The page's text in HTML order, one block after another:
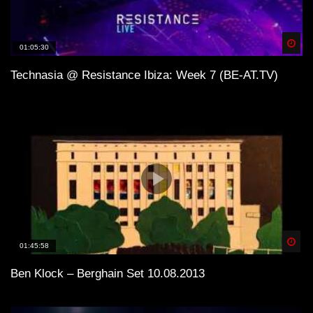
01:05:30
Technasia @ Resistance Ibiza: Week 7 (BE-AT.TV)
01:45:58
Ben Klock – Berghain Set 10.08.2013